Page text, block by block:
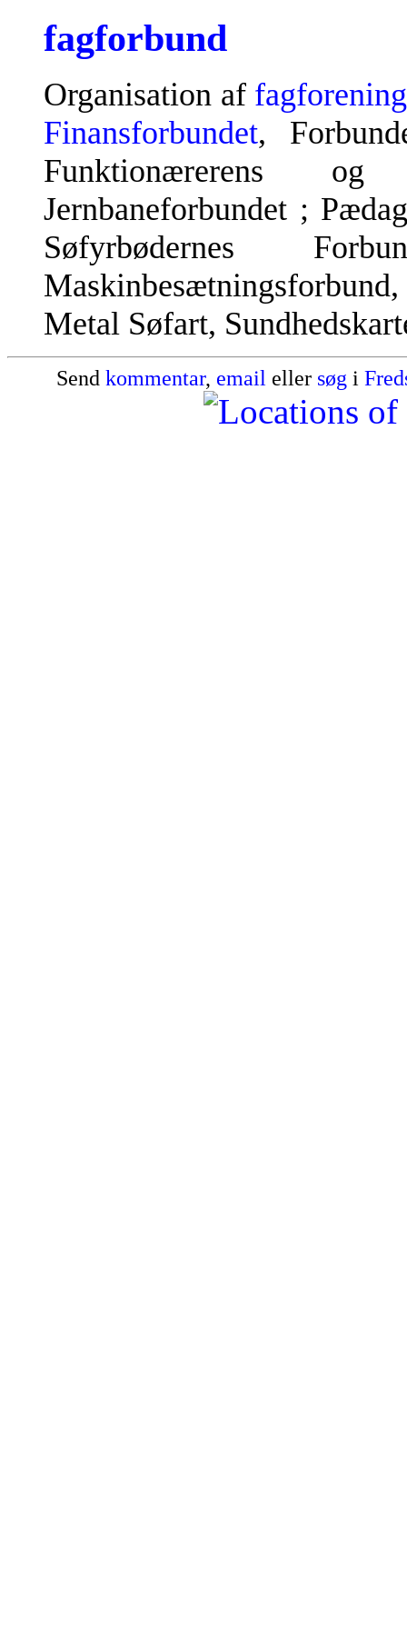
fagforbund
Organisation af
Finansforbundet,
Funktionærerens og
Jernbaneforbundet ;
Søfyrbødernes
Metal Søfart,
Send kommentar, email eller søg i